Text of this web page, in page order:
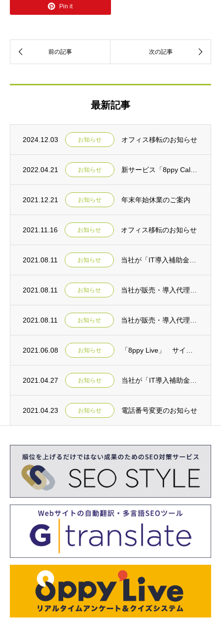
Pin it
最新記事
2024.12.03 お知らせ オフィス移転のお知らせ
2022.04.21 お知らせ
2021.12.21 お知らせ 年末年始休業のご案内
2021.11.16 お知らせ オフィス移転のお知らせ
2021.08.11 お知らせ
2021.08.11 お知らせ
2021.08.11 お知らせ
2021.06.08 お知らせ
2021.04.27 お知らせ
2021.04.23 お知らせ 電話番号変更のお知らせ